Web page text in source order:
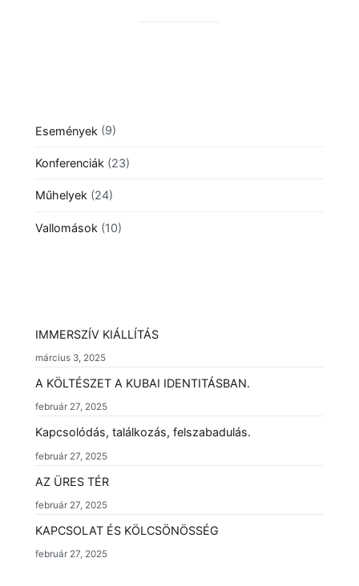
Események (9)
Konferenciák (23)
Műhelyek (24)
Vallomások (10)
IMMERSZÍV KIÁLLÍTÁS
március 3, 2025
A KÖLTÉSZET A KUBAI IDENTITÁSBAN.
február 27, 2025
Kapcsolódás, találkozás, felszabadulás.
február 27, 2025
AZ ÜRES TÉR
február 27, 2025
KAPCSOLAT ÉS KÖLCSÖNÖSSÉG
február 27, 2025